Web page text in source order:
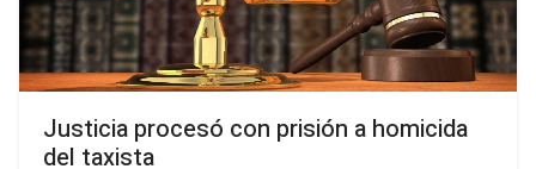
Justicia procesó con prisión a homicida
del taxista